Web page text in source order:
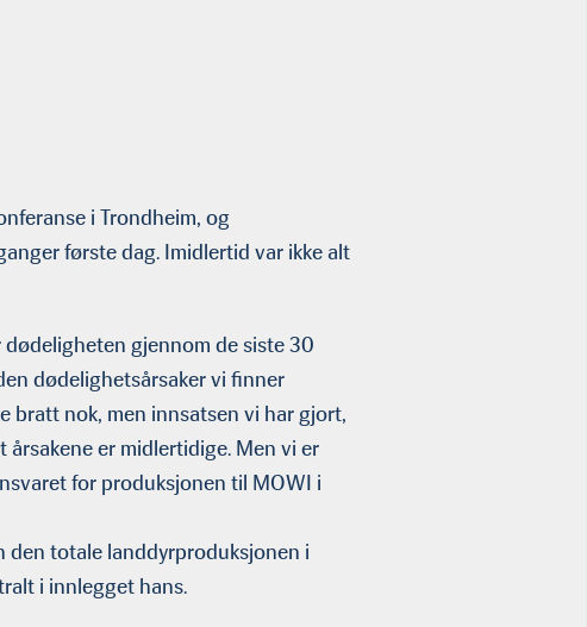
i Trondheim, og
første dag. Imidlertid var ikke alt
gjennom de siste 30
dødelighetsårsaker vi finner
bratt nok, men innsatsen vi har gjort,
er midlertidige. Men vi er
for produksjonen til MOWI i
den totale landdyrproduksjonen i
i innlegget hans.